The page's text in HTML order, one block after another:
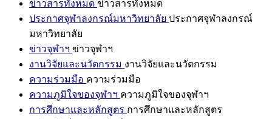
ข่าวสารทั้งหมด ข่าวสารทั้งหมด
ประกาศจุฬาลงกรณ์มหาวิทยาลัย ประกาศจุฬาลงกรณ์
มหาวิทยาลัย
ข่าวจุฬาฯ ข่าวจุฬาฯ
งานวิจัยและนวัตกรรม งานวิจัยและนวัตกรรม
ความร่วมมือ ความร่วมมือ
ความภูมิใจของจุฬาฯ ความภูมิใจของจุฬาฯ
การศึกษาและหลักสูตร การศึกษาและหลักสูตร